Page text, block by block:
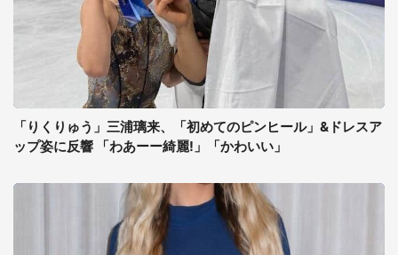
「りくりゅう」三浦璃来、「初めてのピンヒール」&ドレスア
ップ姿に反響 「わあーー綺麗!」「かわいい」